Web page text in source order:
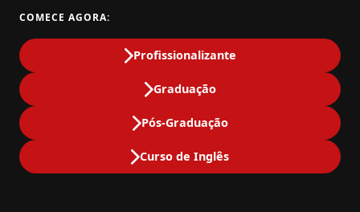
COMECE AGORA:
Profissionalizante
Graduação
Pós-Graduação
Curso de Inglês